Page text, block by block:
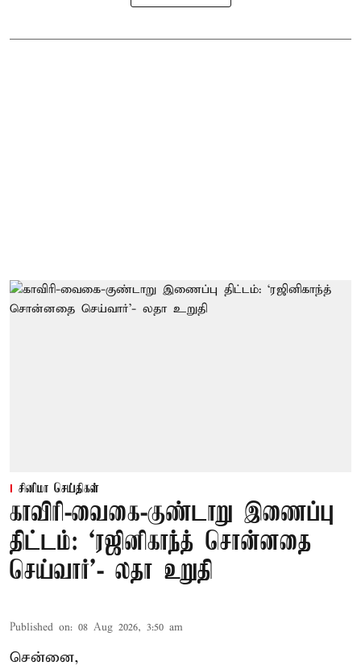
சினிமா செய்திகள்
காவிரி-வைகை-குண்டாறு இணைப்பு
திட்டம்: ‘ரஜினிகாந்த் சொன்னதை
செய்வார்’- லதா உறுதி
Published on: 08 Aug 2026, 3:50 am
சென்னை,